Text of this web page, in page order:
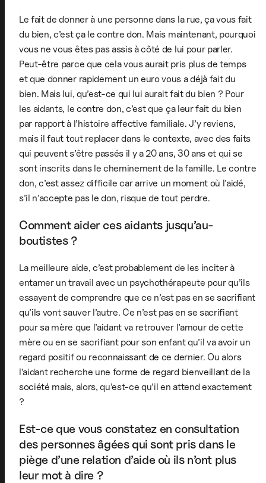
Le fait de donner à une personne dans la rue, ça vous fait
du bien, c’est ça le contre don. Mais maintenant, pourquoi
vous ne vous êtes pas assis à côté de lui pour parler.
Peut-être parce que cela vous aurait pris plus de temps
et que donner rapidement un euro vous a déjà fait du
bien. Mais lui, qu’est-ce qui lui aurait fait du bien ? Pour
les aidants, le contre don, c’est que ça leur fait du bien
par rapport à l’histoire affective familiale. J’y reviens,
mais il faut tout replacer dans le contexte, avec des faits
qui peuvent s’être passés il y a 20 ans, 30 ans et qui se
sont inscrits dans le cheminement de la famille. Le contre
don, c’est assez difficile car arrive un moment où l’aidé,
s’il n’accepte pas le don, risque de tout perdre.
Comment aider ces aidants jusqu’au-
boutistes ?
La meilleure aide, c’est probablement de les inciter à
entamer un travail avec un psychothérapeute pour qu’ils
essayent de comprendre que ce n’est pas en se sacrifiant
qu’ils vont sauver l’autre. Ce n’est pas en se sacrifiant
pour sa mère que l’aidant va retrouver l’amour de cette
mère ou en se sacrifiant pour son enfant qu’il va avoir un
regard positif ou reconnaissant de ce dernier. Ou alors
l’aidant recherche une forme de regard bienveillant de la
société mais, alors, qu’est-ce qu’il en attend exactement
?
Est-ce que vous constatez en consultation
des personnes âgées qui sont pris dans le
piège d’une relation d’aide où ils n’ont plus
leur mot à dire ?